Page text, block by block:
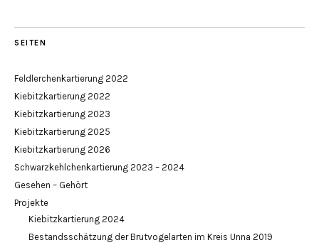
SEITEN
Feldlerchenkartierung 2022
Kiebitzkartierung 2022
Kiebitzkartierung 2023
Kiebitzkartierung 2025
Kiebitzkartierung 2026
Schwarzkehlchenkartierung 2023 – 2024
Gesehen – Gehört
Projekte
Kiebitzkartierung 2024
Bestandsschätzung der Brutvogelarten im Kreis Unna 2019